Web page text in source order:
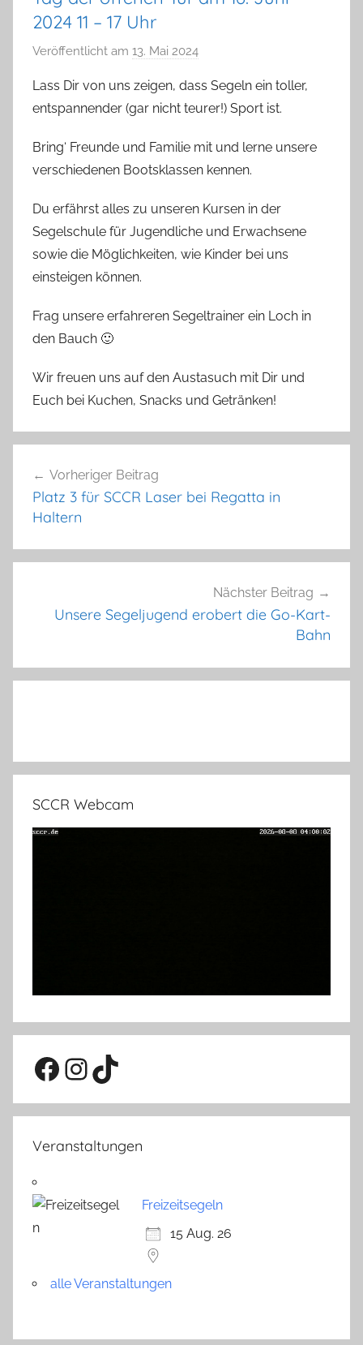
2024 11 – 17 Uhr
Veröffentlicht am 13. Mai 2024
n
a
m
Lass Dir von uns zeigen, dass Segeln ein toller,
entspannender (gar nicht teurer!) Sport ist.
Bring‘ Freunde und Familie mit und lerne unsere
verschiedenen Bootsklassen kennen.
Du erfährst alles zu unseren Kursen in der
Segelschule für Jugendliche und Erwachsene
sowie die Möglichkeiten, wie Kinder bei uns
einsteigen können.
Frag unsere erfahreren Segeltrainer ein Loch in
den Bauch 🙂
Wir freuen uns auf den Austasuch mit Dir und
Euch bei Kuchen, Snacks und Getränken!
Vorheriger Beitrag
Platz 3 für SCCR Laser bei Regatta in
Haltern
Nächster Beitrag
Unsere Segeljugend erobert die Go-Kart-
Bahn
SCCR Webcam
Facebook
Instagram
TikTok
Veranstaltungen
Freizeitsegeln
15 Aug. 26
alle Veranstaltungen